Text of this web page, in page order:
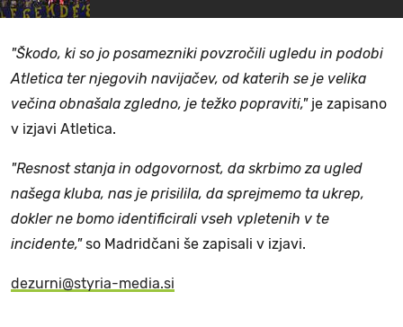
"Škodo, ki so jo posamezniki povzročili ugledu in podobi
Atletica ter njegovih navijačev, od katerih se je velika
večina obnašala zgledno, je težko popraviti," je zapisano
v izjavi Atletica.
"Resnost stanja in odgovornost, da skrbimo za ugled
našega kluba, nas je prisilila, da sprejmemo ta ukrep,
dokler ne bomo identificirali vseh vpletenih v te
incidente,"so Madridčani še zapisali v izjavi.
dezurni@styria-media.si